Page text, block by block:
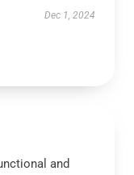
Dec 1, 2024
and